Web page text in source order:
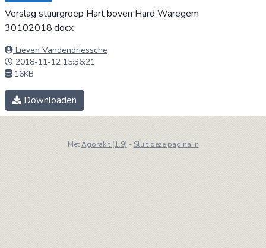
Verslag stuurgroep Hart boven Hard Waregem
30102018.docx
Lieven Vandendriessche
2018-11-12 15:36:21
16KB
Downloaden
MetAgorakit (1.9) - Sluit deze pagina in